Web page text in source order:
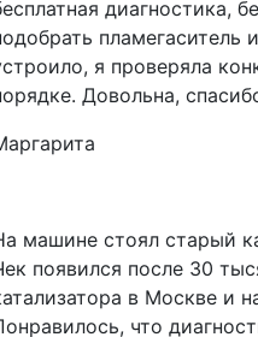
диагностика,
пламегаситель
я проверяла
Довольна,
машине стоял старый
появился после 30
в Москве и
что